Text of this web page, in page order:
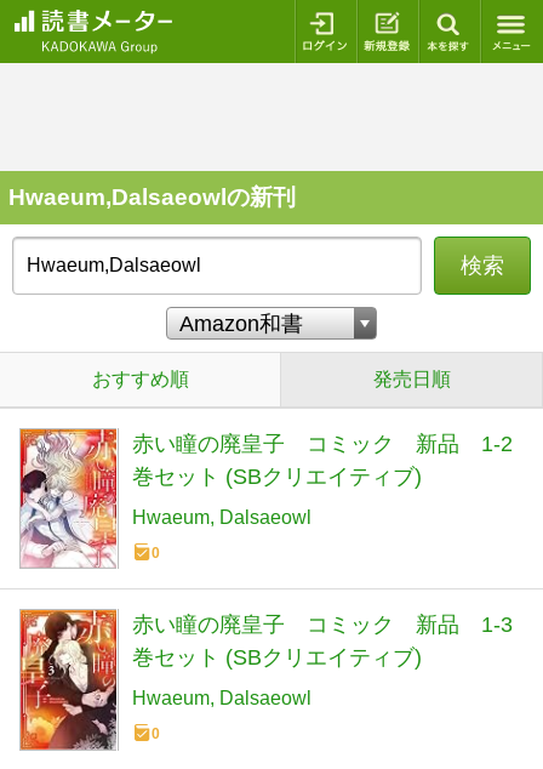
ログイン 新規登録
Hwaeum,Dalsaeowlの新刊
検索
おすすめ順 発売日順
赤い瞳の廃皇子 コミック 新品 1-2
巻セット (SBクリエイティブ)
Hwaeum Dalsaeowl
0
赤い瞳の廃皇子 コミック 新品 1-3
巻セット (SBクリエイティブ)
Hwaeum Dalsaeowl
0